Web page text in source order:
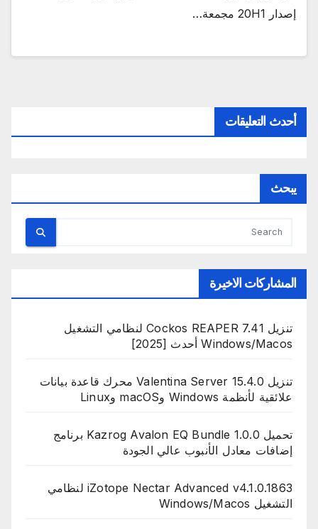
إصدار 20H1 مجمعة…
أحدث التعليقات
يبحث
المشاركات الاخيرة
تنزيل Cockos REAPER 7.41 لنظامي التشغيل
Windows/Macos أحدث [2025]
تنزيل Valentina Server 15.4.0 محرك قاعدة بيانات
علائقية لأنظمة Windows وmacOS وLinux
تحميل Kazrog Avalon EQ Bundle 1.0.0 برنامج
إضافات معادل الأنبوب عالي الجودة
iZotope Nectar Advanced v4.1.0.1863 لنظامي
التشغيل Windows/Macos